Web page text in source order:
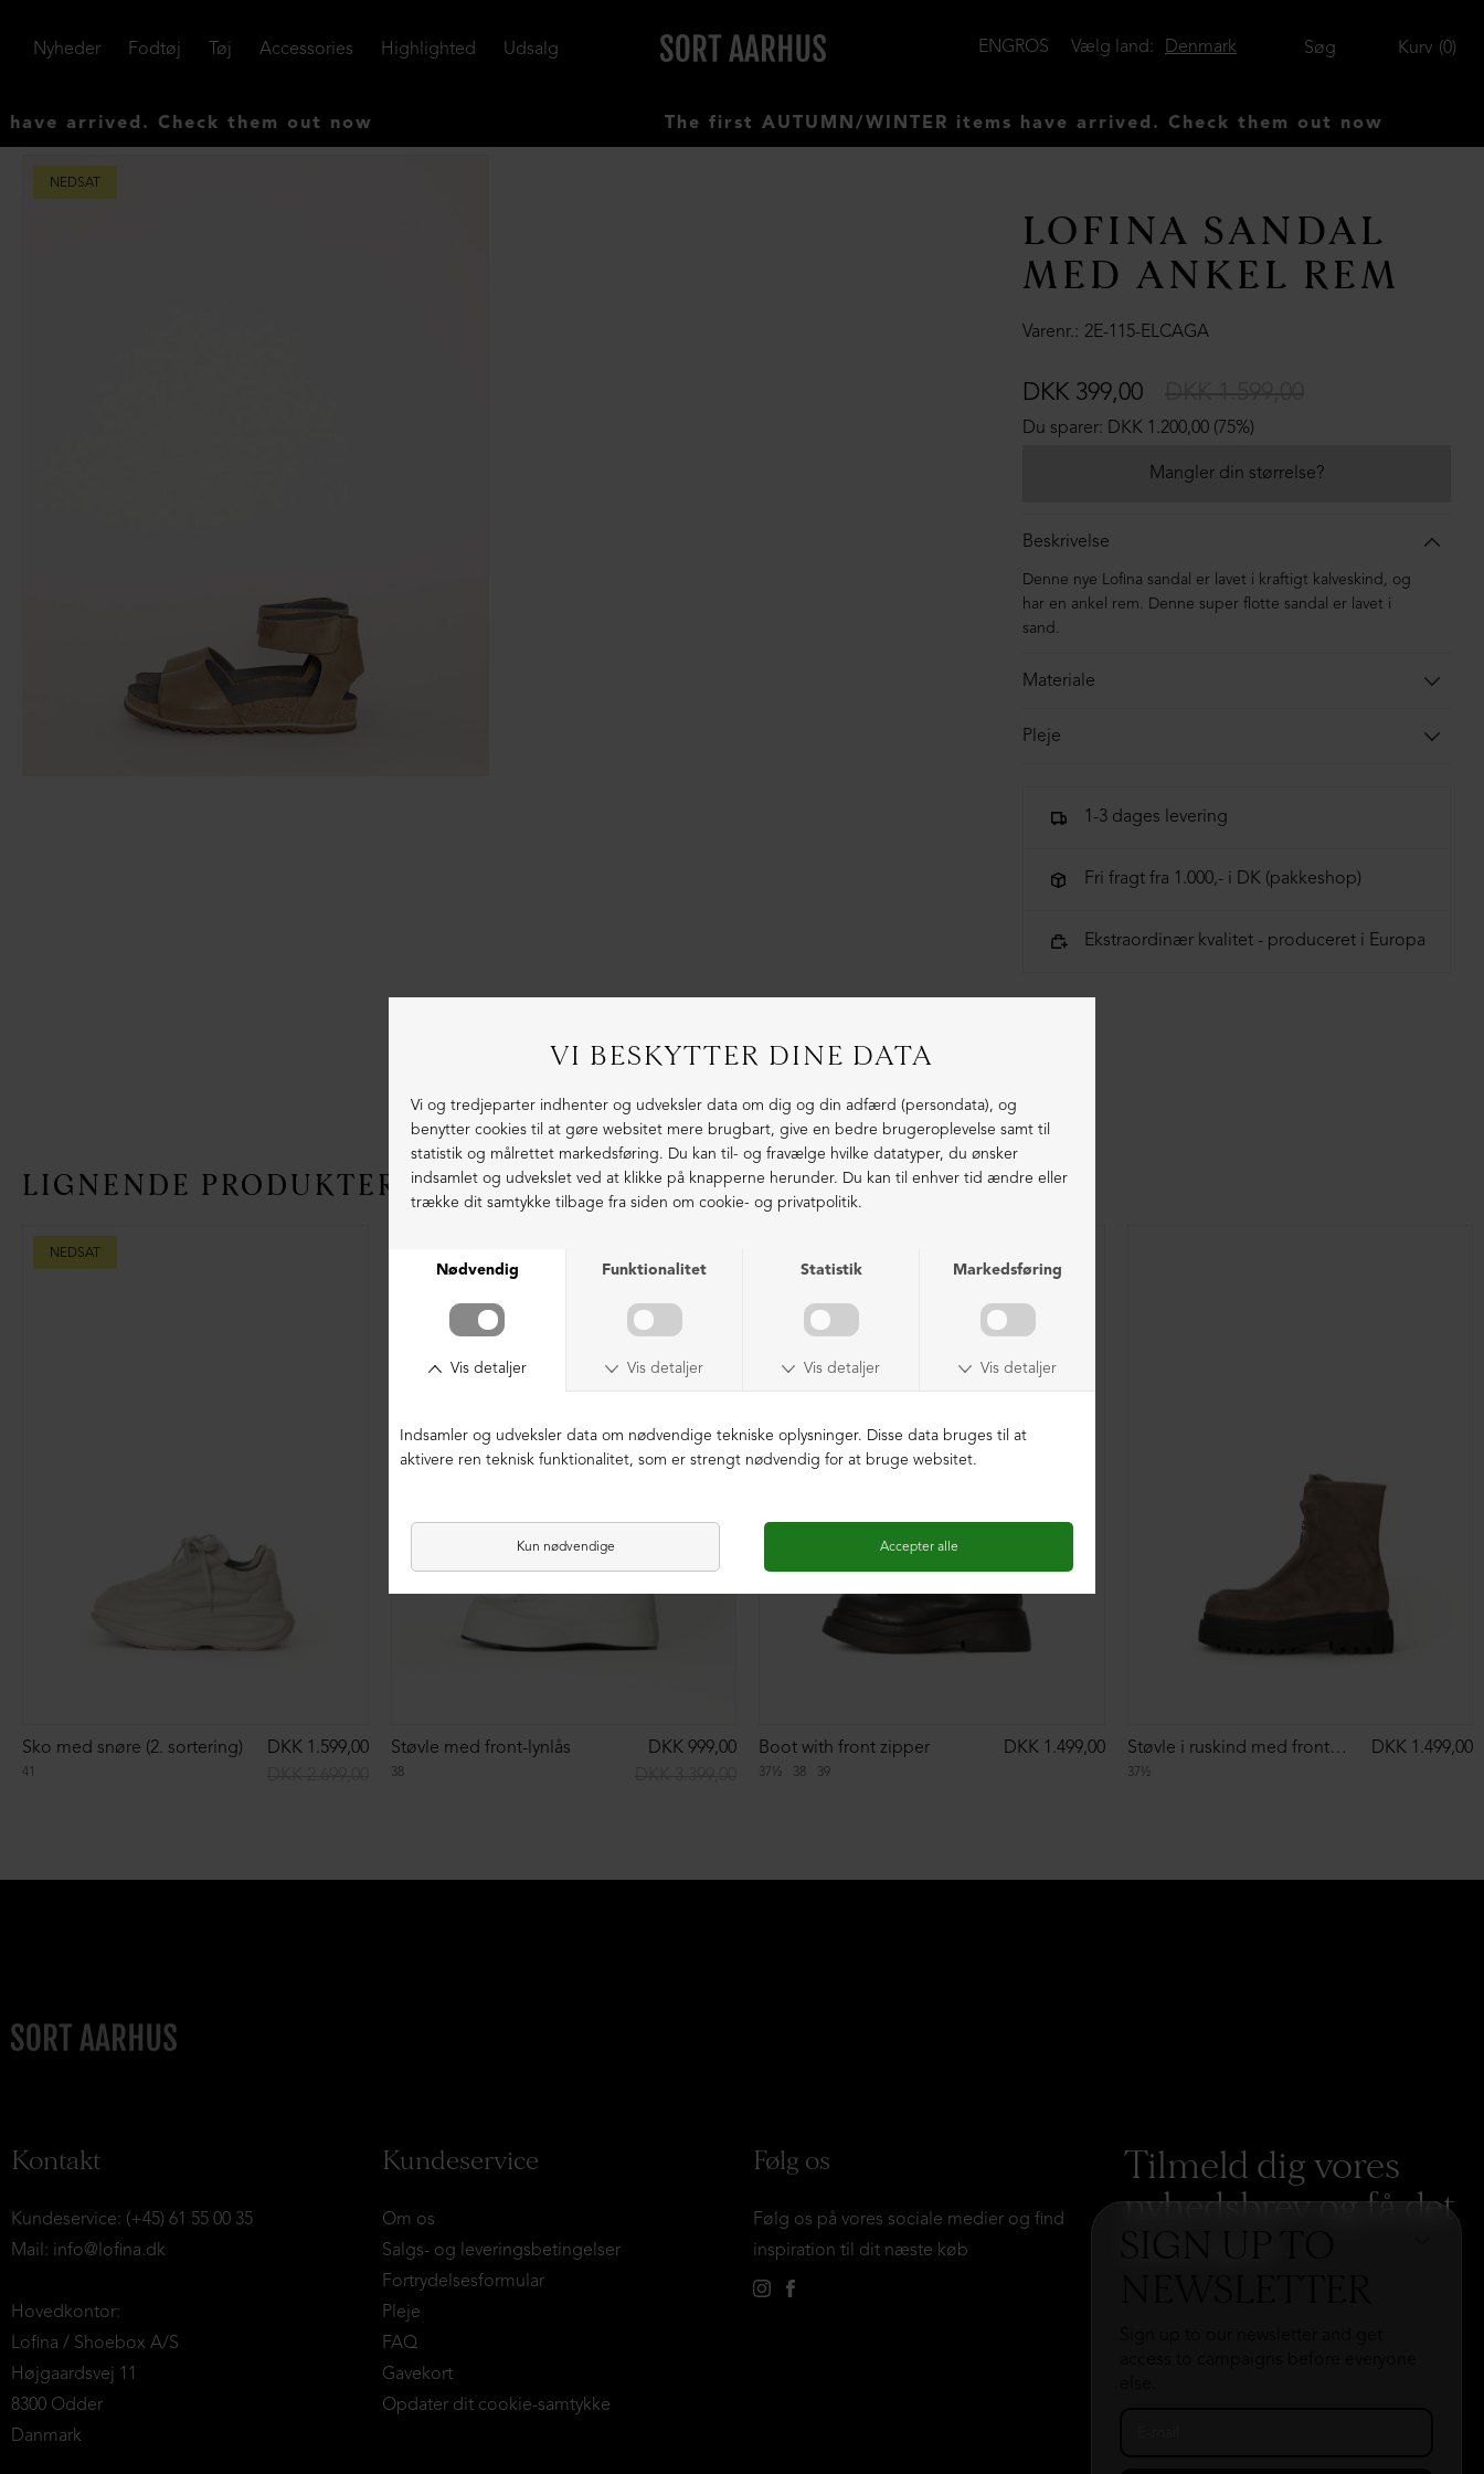
SIGN UP TO
Nyheder Fodtøj Tøj Accessories Highlighted Udsalg Kurv 0
Søg
Denmark
Vælg land:
ENGROS
arrived. Check them out now The first AUTUMN/WINTER items have arrived. Check them out now
NEDSAT
LOFINA SANDAL
MED ANKEL REM
Varenr. 2E-115-ELCAGA
Du sparer: DKK 1.200,00 (75%)
DKK 399,00
Mangler din størrelse?
Beskrivelse
Denne nye Lofina sandal er lavet i kraftigt kalveskind, og
har en ankel rem. Denne super flotte sandal er lavet i
sand.
Materiale
ruskind. Sålen er lavet i kork.
Pleje
1-3 dages levering
Fri fragt fra 1.000,- i DK (pakkeshop)
Ekstraordinær kvalitet - produceret i Europa
LIGNENDE PRODUKTER
NEDSAT
41
Sko med snøre (2. sortering)
DKK 1.599,00
38
Støvle med front-lynlås
DKK 999,00
37½ 38 39
Boot with front zipper DKK 1.499,00
37½
Støvle i ruskind med front-lynlås DKK 1.499,00
Kontakt
Kundeservice: (+45) 61 55 00 35
Mail: info@lofina.dk
Hovedkontor:
Lofina / Shoebox A/S
Højgaardsvej 11
8300 Odder
Danmark
Kundeservice
Om os
Salgs- og leveringsbetingelser
Fortrydelsesformular
Pleje
FAQ
Gavekort
Opdater dit cookie-samtykke
Følg os
Følg os på vores sociale medier og find
inspiration til dit næste køb
Tilmeld dig vores
nyhedsbrev og få det
hele med